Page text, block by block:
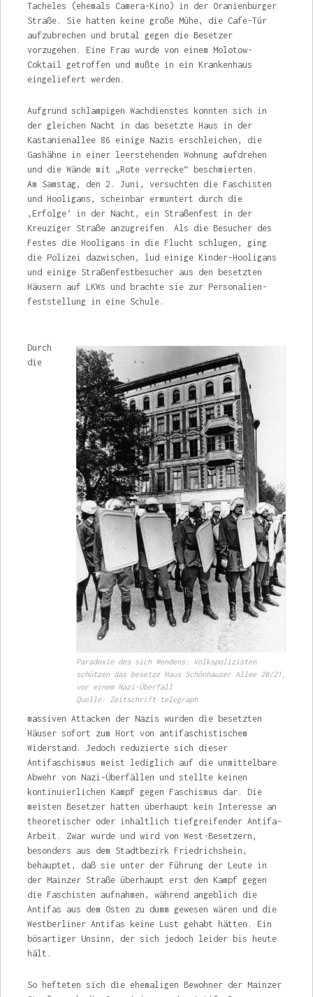
Tacheles (ehemals Camera-Kino) in der Oranienburger
Straße. Sie hatten keine große Mühe, die Cafe-Tür
aufzubrechen und brutal gegen die Besetzer
vorzugehen. Eine Frau wurde von einem Molotow-
Coktail getrof­fen und mußte in ein Krankenhaus
eingeliefert werden.
Aufgrund schlampigen Wachdienstes konnten sich in
der gleichen Nacht in das be­setzte Haus in der
Kastanienallee 86 einige Nazis erschleichen, die
Gashähne in einer leerstehenden Wohnung aufdrehen
und die Wände mit „Rote verrecke“ beschmierten.
Am Samstag, den 2. Juni, versuchten die Faschisten
und Hooligans, scheinbar er­muntert durch die
‚Erfolge‘ in der Nacht, ein Straßenfest in der
Kreuziger Straße anzugrei­fen. Als die Besucher des
Festes die Hooligans in die Flucht schlugen, ging
die Polizei dazwi­schen, lud einige Kinder-Hooligans
und einige Straßenfestbesucher aus den besetzten
Häu­sern auf LKWs und brachte sie zur Personalien­
feststellung in eine Schule.
Paradoxie des sich Wendens: Volkspolizisten
schützen das besetze Haus Schönhauser Allee 20/21,
vor einem Nazi-Überfall
Quelle: Zeitschrift telegraph
Durch
die
massiven Attacken der Nazis wurden die besetzten
Häuser sofort zum Hort von antifaschistischem
Widerstand. Jedoch re­duzierte sich dieser
Antifaschismus meist ledig­lich auf die unmittelbare
Abwehr von Nazi-Überfällen und stellte keinen
kontinuierlichen Kampf gegen Faschismus dar. Die
meisten Besetzer hatten überhaupt kein Interesse an
theoretischer oder inhaltlich tiefgreifender Antifa-
Arbeit. Zwar wurde und wird von West-Besetzern,
besonders aus dem Stadtbezirk Friedrichshein,
behauptet, daß sie unter der Führung der Leute in
der Mainzer Straße über­haupt erst den Kampf gegen
die Faschisten aufnahmen, während angeblich die
Antifas aus dem Osten zu dumm gewesen wären und die
Westberliner Antifas keine Lust gehabt hätten. Ein
bösartiger Unsinn, der sich jedoch leider bis heute
hält.
So hefteten sich die ehemaligen Be­wohner der Mainzer